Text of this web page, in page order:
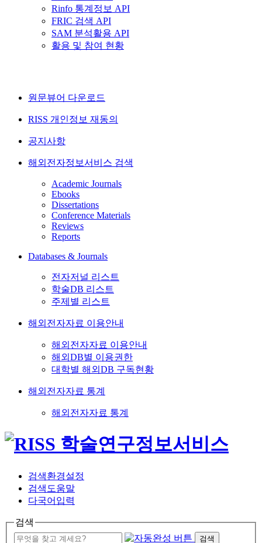
Rinfo 통계정보 API
FRIC 검색 API
SAM 분석활용 API
활용 및 참여 현황
원문뷰어 다운로드
RISS 개인정보 재동의
공지사항
해외전자정보서비스 검색
Academic Journals
Ebooks
Dissertations
Conference Materials
Reviews
Reports
Databases & Journals
전자저널 리스트
학술DB 리스트
주제별 리스트
해외전자자료 이용안내
해외전자자료 이용안내
해외DB별 이용권한
대학별 해외DB 구독현황
해외전자자료 통계
해외전자자료 통계
검색환경설정
검색도움말
다국어입력
검색
검색